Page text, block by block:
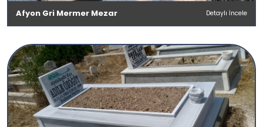
Afyon Gri Mermer Mezar Detaylı İncele